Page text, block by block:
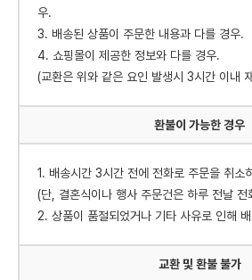
우.
3. 배송된 상품이 주문한 내용과 다를 경우.
4. 쇼핑몰이 제공한 정보와 다를 경우.
(교환은 위와 같은 요인 발생시 3시간 이내
환불이 가능한 경우
1. 배송시간 3시간 전에 전화로 주문을 취소
(단, 결혼식이나 행사 주문건은 하루 전날 전
2. 상품이 품절되었거나 기타 사유로 인해
교환 및 환불 불가